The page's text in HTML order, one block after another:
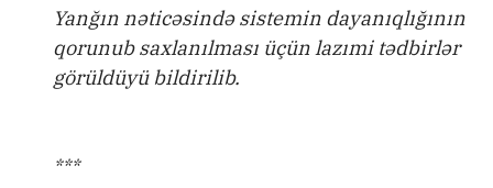
Yanğın nəticəsində sistemin dayanıqlığının
qorunub saxlanılması üçün lazımi tədbirlər
görüldüyü bildirilib.
***